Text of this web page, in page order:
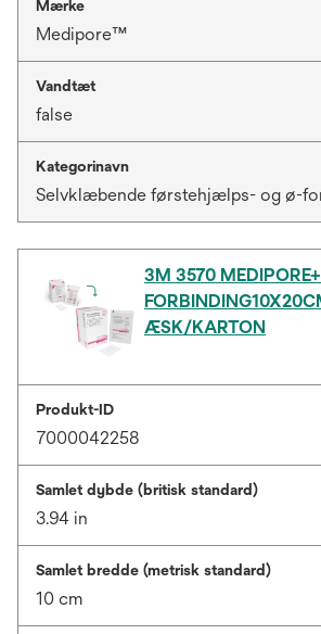
Mærke
Medipore™
Vandtæt
false
Kategorinavn
Selvklæbende førstehjælps- og ø-
3M 3570
ÆSK/KARTON
Produkt-ID
7000042258
Samlet dybde (britisk standard)
3.94 in
Samlet bredde (metrisk standard)
10 cm